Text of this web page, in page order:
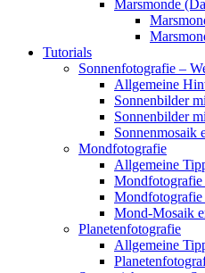
Marsmonde
Tutorials
Sonnenfotografie –
Allgemeine
Sonnenbilder
Sonnenbilder
Sonnenmosaik
Mondfotografie
Allgemeine
Mondfotografie
Mond-Mosaik
Planetenfotografie
Allgemeine